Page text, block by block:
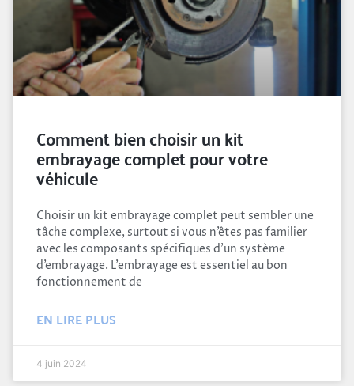
Comment bien choisir un kit
embrayage complet pour votre
véhicule
Choisir un kit embrayage complet peut sembler une
tâche complexe, surtout si vous n’êtes pas familier
avec les composants spécifiques d’un système
d’embrayage. L’embrayage est essentiel au bon
fonctionnement de
EN LIRE PLUS
4 juin 2024